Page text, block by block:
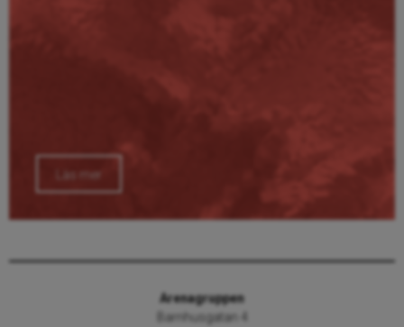
Läs mer
Arenagruppen
Barnhusgatan 4